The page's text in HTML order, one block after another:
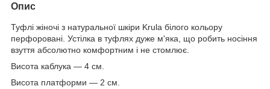
Опис
Туфлі жіночі з натуральної шкіри Krula білого кольору
перфоровані. Устілка в туфлях дуже м'яка, що робить носіння
взуття абсолютно комфортним і не стомлює.
Висота каблука — 4 см.
Висота платформи — 2 см.